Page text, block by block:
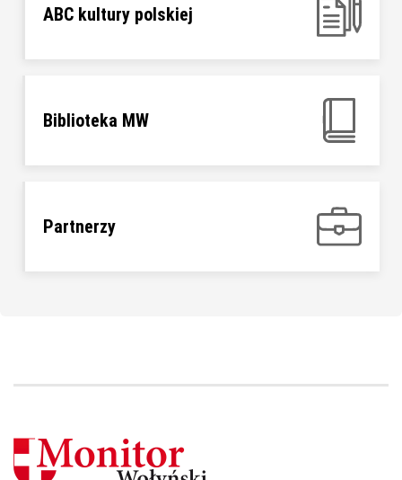
ABC kultury polskiej
Biblioteka MW
Partnerzy